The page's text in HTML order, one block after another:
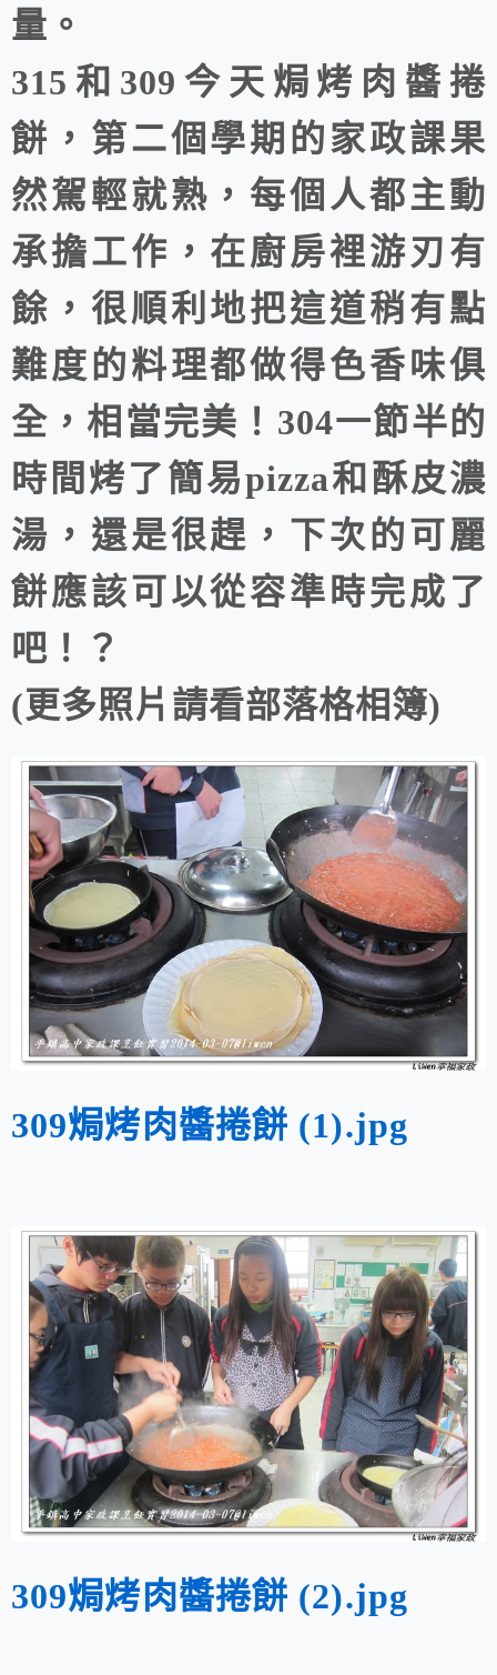
量。
315和309今天焗烤肉醬捲
餅，第二個學期的家政課果
然駕輕就熟，每個人都主動
承擔工作，在廚房裡游刃有
餘，很順利地把這道稍有點
難度的料理都做得色香味俱
全，相當完美！304一節半的
時間烤了簡易pizza和酥皮濃
湯，還是很趕，下次的可麗
餅應該可以從容準時完成了
吧！？
(更多照片請看部落格相簿)
309焗烤肉醬捲餅 (1).jpg
309焗烤肉醬捲餅 (2).jpg